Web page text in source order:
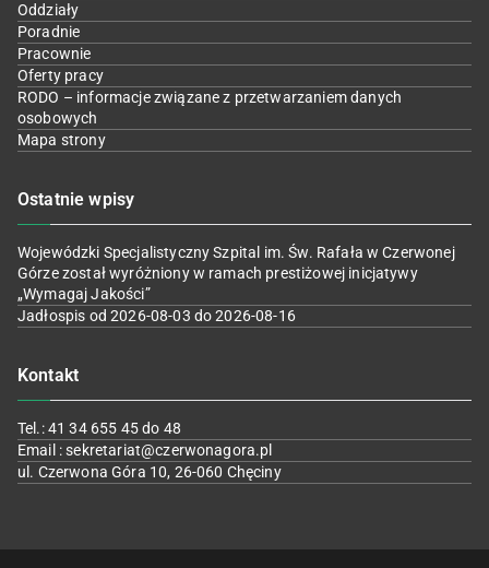
Oddziały
Poradnie
Pracownie
Oferty pracy
RODO – informacje związane z przetwarzaniem danych
osobowych
Mapa strony
Ostatnie wpisy
Wojewódzki Specjalistyczny Szpital im. Św. Rafała w Czerwonej
Górze został wyróżniony w ramach prestiżowej inicjatywy
„Wymagaj Jakości”
Jadłospis od 2026-08-03 do 2026-08-16
Kontakt
Tel.: 41 34 655 45 do 48
Email : sekretariat@czerwonagora.pl
ul. Czerwona Góra 10, 26-060 Chęciny